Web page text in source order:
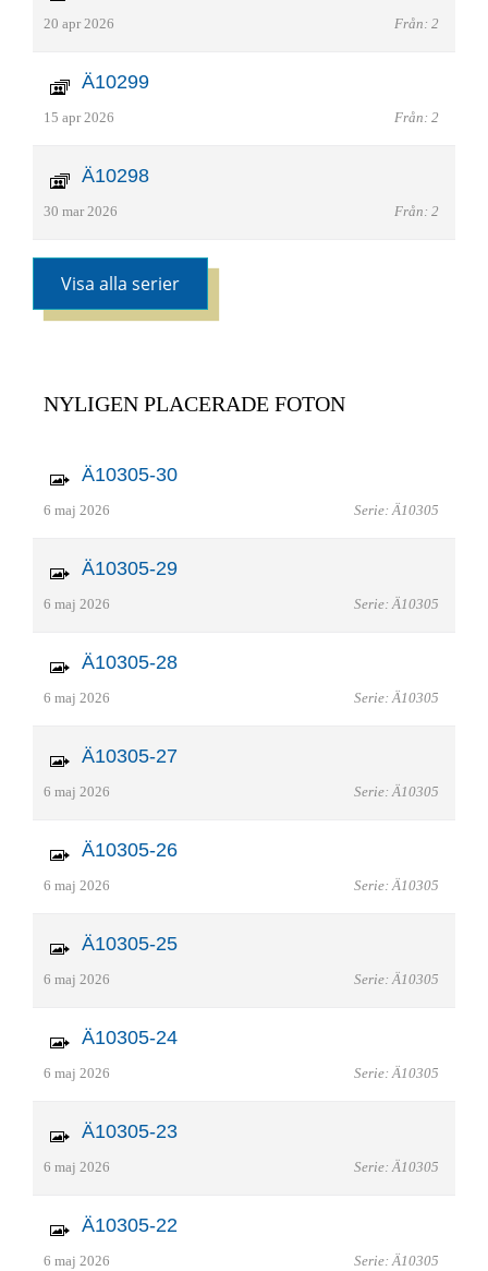
20 apr 2026 Från: 2
Ä10299
15 apr 2026 Från: 2
Ä10298
30 mar 2026 Från: 2
Visa alla serier
NYLIGEN PLACERADE FOTON
Ä10305-30
6 maj 2026 Serie: Ä10305
Ä10305-29
6 maj 2026 Serie: Ä10305
Ä10305-28
6 maj 2026 Serie: Ä10305
Ä10305-27
6 maj 2026 Serie: Ä10305
Ä10305-26
6 maj 2026 Serie: Ä10305
Ä10305-25
6 maj 2026 Serie: Ä10305
Ä10305-24
6 maj 2026 Serie: Ä10305
Ä10305-23
6 maj 2026 Serie: Ä10305
Ä10305-22
6 maj 2026 Serie: Ä10305